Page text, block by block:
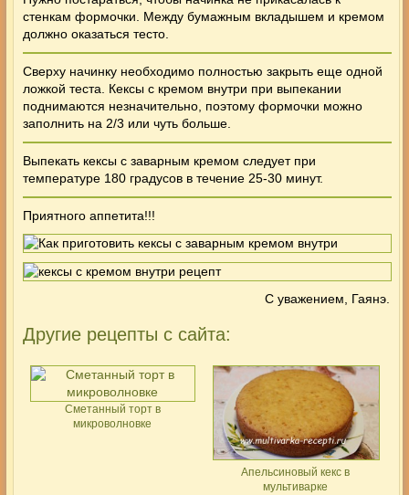
стенкам формочки. Между бумажным вкладышем и кремом
должно оказаться тесто.
Сверху начинку необходимо полностью закрыть еще одной
ложкой теста. Кексы с кремом внутри при выпекании
поднимаются незначительно, поэтому формочки можно
заполнить на 2/3 или чуть больше.
Выпекать кексы с заварным кремом следует при
температуре 180 градусов в течение 25-30 минут.
Приятного аппетита!!!
С уважением, Гаянэ.
Другие рецепты с сайта:
Сметанный торт в
микроволновке
Апельсиновый кекс в
мультиварке